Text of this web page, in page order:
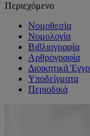
Περιεχόμενο
Νομοθεσία
Νομολογία
Βιβλιογραφία
Αρθρογραφία
Διοικητικά
Υποδείγματα
Περιοδικά